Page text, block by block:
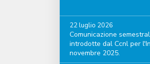
22 luglio 2026
Comunicazione
introdotte dal Ccnl per
novembre 2025.